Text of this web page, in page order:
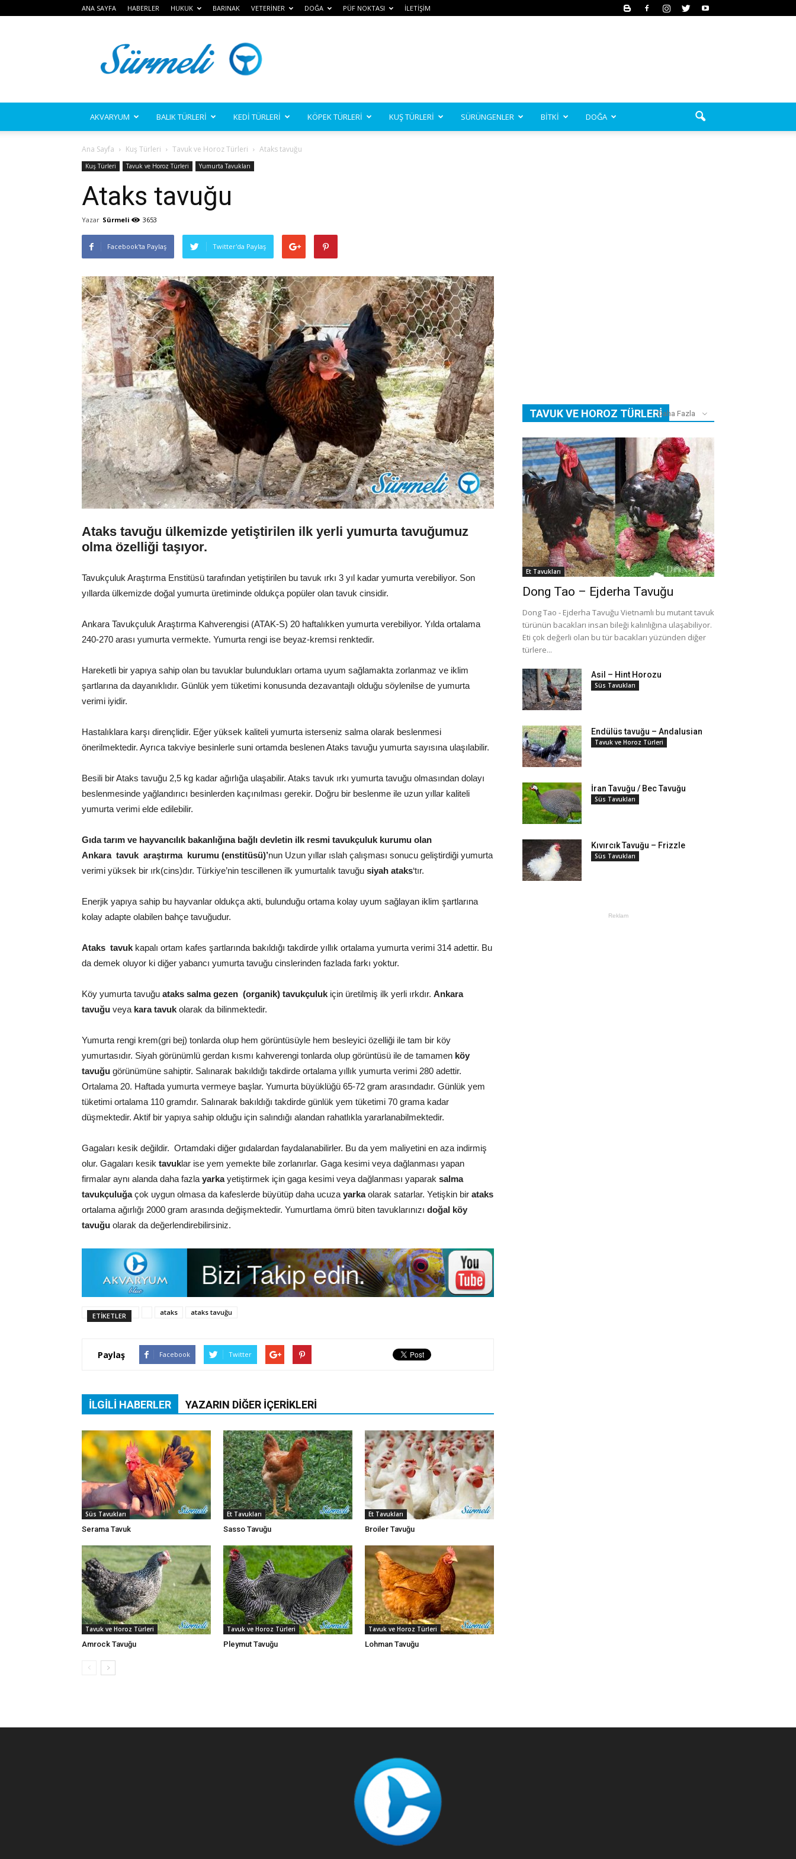
ANA SAYFA HABERLER HUKUK BARINAK VETERİNER DOĞA PÜF NOKTASI İLETİŞİM
AKVARYUM BALIK TÜRLERİ KEDİ TÜRLERİ KÖPEK TÜRLERİ KUŞ TÜRLERİ SÜRÜNGENLER BİTKİ DOĞA
Ana Sayfa Kuş Türleri Tavuk ve Horoz Türleri Ataks tavuğu
Kuş Türleri Tavuk ve Horoz Türleri Yumurta Tavukları
Ataks tavuğu
Yazar Sürmeli 3653
Facebook'ta Paylaş Twitter'da Paylaş
Ataks tavuğu ülkemizde yetiştirilen ilk yerli yumurta tavuğumuz
olma özelliği taşıyor.
Tavukçuluk Araştırma Enstitüsü tarafından yetiştirilen bu tavuk ırkı 3 yıl kadar yumurta verebiliyor. Son
yıllarda ülkemizde doğal yumurta üretiminde oldukça popüler olan tavuk cinsidir.
Ankara Tavukçuluk Araştırma Kahverengisi (ATAK-S) 20 haftalıkken yumurta verebiliyor. Yılda ortalama
240-270 arası yumurta vermekte. Yumurta rengi ise beyaz-kremsi renktedir.
Hareketli bir yapıya sahip olan bu tavuklar bulundukları ortama uyum sağlamakta zorlanmaz ve iklim
şartlarına da dayanıklıdır. Günlük yem tüketimi konusunda dezavantajlı olduğu söylenilse de yumurta
verimi iyidir.
Hastalıklara karşı dirençlidir. Eğer yüksek kaliteli yumurta isterseniz salma olarak beslenmesi
önerilmektedir. Ayrıca takviye besinlerle suni ortamda beslenen Ataks tavuğu yumurta sayısına ulaşılabilir.
Besili bir Ataks tavuğu 2,5 kg kadar ağırlığa ulaşabilir. Ataks tavuk ırkı yumurta tavuğu olmasından dolayı
beslenmesinde yağlandırıcı besinlerden kaçınılması gerekir. Doğru bir beslenme ile uzun yıllar kaliteli
yumurta verimi elde edilebilir.
Gıda tarım ve hayvancılık bakanlığına bağlı devletin ilk resmi tavukçuluk kurumu olan
Ankara tavuk araştırma kurumu (enstitüsü)’nun Uzun yıllar ıslah çalışması sonucu geliştirdiği yumurta
verimi yüksek bir ırk(cins)dır. Türkiye’nin tescillenen ilk yumurtalık tavuğu siyah ataks‘tır.
Enerjik yapıya sahip bu hayvanlar oldukça akti, bulunduğu ortama kolay uyum sağlayan iklim şartlarına
kolay adapte olabilen bahçe tavuğudur.
Ataks tavuk kapalı ortam kafes şartlarında bakıldığı takdirde yıllık ortalama yumurta verimi 314 adettir. Bu
da demek oluyor ki diğer yabancı yumurta tavuğu cinslerinden fazlada farkı yoktur.
Köy yumurta tavuğu ataks salma gezen (organik) tavukçuluk için üretilmiş ilk yerli ırkdır. Ankara
tavuğu veya kara tavuk olarak da bilinmektedir.
Yumurta rengi krem(gri bej) tonlarda olup hem görüntüsüyle hem besleyici özelliği ile tam bir köy
yumurtasıdır. Siyah görünümlü gerdan kısmı kahverengi tonlarda olup görüntüsü ile de tamamen köy
tavuğu görünümüne sahiptir. Salınarak bakıldığı takdirde ortalama yıllık yumurta verimi 280 adettir.
Ortalama 20. Haftada yumurta vermeye başlar. Yumurta büyüklüğü 65-72 gram arasındadır. Günlük yem
tüketimi ortalama 110 gramdır. Salınarak bakıldığı takdirde günlük yem tüketimi 70 grama kadar
düşmektedir. Aktif bir yapıya sahip olduğu için salındığı alandan rahatlıkla yararlanabilmektedir.
Gagaları kesik değildir. Ortamdaki diğer gıdalardan faydalanabilirler. Bu da yem maliyetini en aza indirmiş
olur. Gagaları kesik tavuklar ise yem yemekte bile zorlanırlar. Gaga kesimi veya dağlanması yapan
firmalar aynı alanda daha fazla yarkayetiştirmek için gaga kesimi veya dağlanması yaparak salma
tavukçuluğaçok uygun olmasa da kafeslerde büyütüp daha ucuza yarkaolarak satarlar. Yetişkin bir ataks
ortalama ağırlığı 2000 gram arasında değişmektedir. Yumurtlama ömrü biten tavuklarınızı doğal köy
tavuğu olarak da değerlendirebilirsiniz.
ETIKETLER ataks ataks tavuğu
Paylaş Facebook Twitter
İLGILI HABERLER YAZARIN DIĞER İÇERIKLERI
Süs Tavukları
Serama Tavuk
Et Tavukları
Sasso Tavuğu
Et Tavukları
Broiler Tavuğu
Tavuk ve Horoz Türleri
Amrock Tavuğu
Tavuk ve Horoz Türleri
Pleymut Tavuğu
Tavuk ve Horoz Türleri
Lohman Tavuğu
TAVUK VE HOROZ TÜRLERIDaha Fazla
Et Tavukları
Dong Tao – Ejderha Tavuğu
Dong Tao - Ejderha Tavuğu Vietnamlı bu mutant tavuk
türünün bacakları insan bileği kalınlığına ulaşabiliyor.
Eti çok değerli olan bu tür bacakları yüzünden diğer
türlere...
Asil – Hint Horozu
Süs Tavukları
Endülüs tavuğu – Andalusian
Tavuk ve Horoz Türleri
İran Tavuğu / Bec Tavuğu
Süs Tavukları
Kıvırcık Tavuğu – Frizzle
Süs Tavukları
Reklam